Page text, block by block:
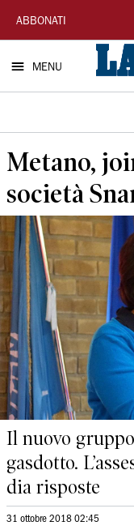
La
Nuova
Sardegna
ABBONATI
MENU
Metano,
società
Il nuovo
gasdotto.
dia risposte
31 ottobre 2018 02:45